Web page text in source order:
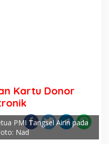
Kartu Donor
PMI Tangsel Airin pada
Nad